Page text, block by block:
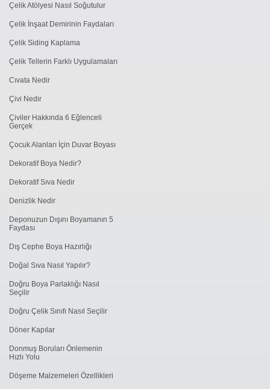
Çelik Atölyesi Nasıl Soğutulur
Çelik İnşaat Demirinin Faydaları
Çelik Siding Kaplama
Çelik Tellerin Farklı Uygulamaları
Cıvata Nedir
Çivi Nedir
Çiviler Hakkında 6 Eğlenceli
Gerçek
Çocuk Alanları İçin Duvar Boyası
Dekoratif Boya Nedir?
Dekoratif Sıva Nedir
Denizlik Nedir
Deponuzun Dışını Boyamanın 5
Faydası
Dış Cephe Boya Hazırlığı
Doğal Sıva Nasıl Yapılır?
Doğru Boya Parlaklığı Nasıl
Seçilir
Doğru Çelik Sınıfı Nasıl Seçilir
Döner Kapılar
Donmuş Boruları Önlemenin
Hızlı Yolu
Döşeme Malzemeleri Özellikleri